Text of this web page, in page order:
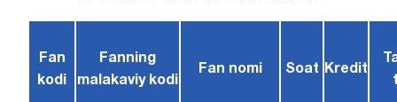
Fan
kodi
Fanning
malakaviy kodi
Fan nomi Soat Kredit